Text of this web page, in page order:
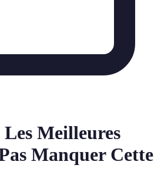
Les Meilleures
Manquer Cette